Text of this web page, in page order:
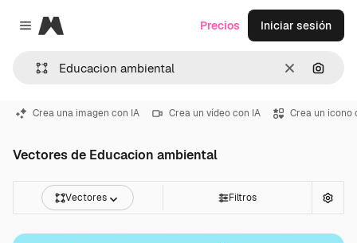
Close menu
Magnific
Borrar
Precios Iniciar sesión
Crea una imagen con IA Crea un vídeo con IA Crea un icono
Vectores de Educacion ambiental
Vectores Filtros